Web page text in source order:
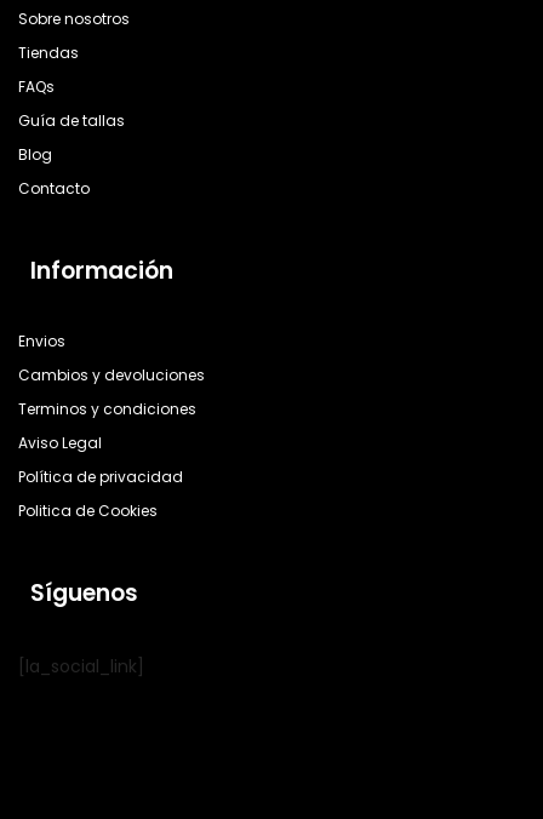
Sobre nosotros
Tiendas
FAQs
Guía de tallas
Blog
Contacto
Información
Envios
Cambios y devoluciones
Terminos y condiciones
Aviso Legal
Política de privacidad
Politica de Cookies
Síguenos
[la_social_link]